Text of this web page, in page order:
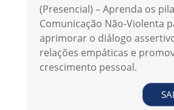
(Presencial) – Aprenda os
Comunicação Não-Violenta
aprimorar o diálogo
relações empáticas e
crescimento pessoal.